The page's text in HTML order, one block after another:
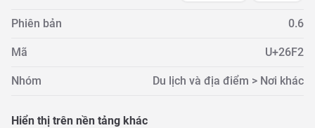
Phiên bản 0.6
Mã U+26F2
Nhóm Du lịch và địa điểm > Nơi khác
Hiển thị trên nền tảng khác